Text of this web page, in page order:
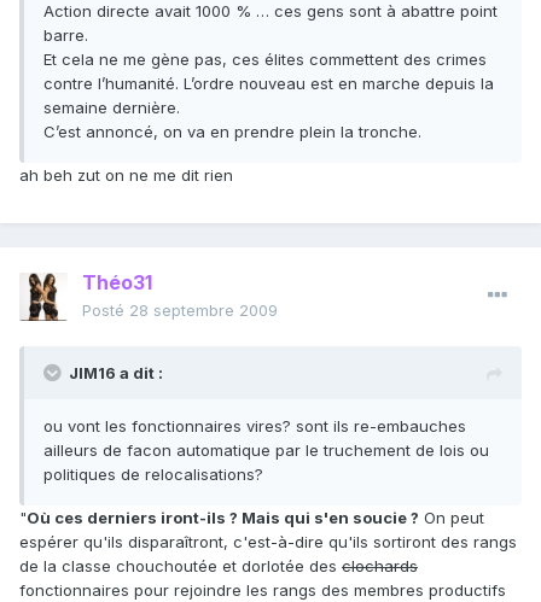
Action directe avait 1000 % … ces gens sont à abattre point
barre.
Et cela ne me gène pas, ces élites commettent des crimes
contre l’humanité. L’ordre nouveau est en marche depuis la
semaine dernière.
C’est annoncé, on va en prendre plein la tronche.
ah beh zut on ne me dit rien
Théo31
Posté 28 septembre 2009
JIM16 a dit :
ou vont les fonctionnaires vires? sont ils re-embauches
ailleurs de facon automatique par le truchement de lois ou
politiques de relocalisations?
"Où ces derniers iront-ils ? Mais qui s'en soucie ? On peut
espérer qu'ils disparaîtront, c'est-à-dire qu'ils sortiront des rangs
de la classe chouchoutée et dorlotée des clochards
fonctionnaires pour rejoindre les rangs des membres productifs